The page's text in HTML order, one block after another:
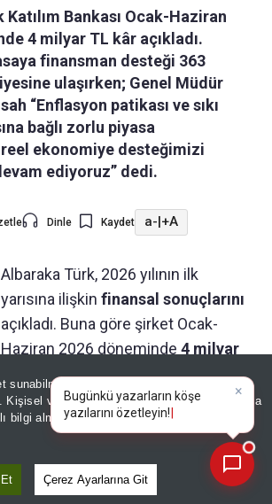
sunabilmek adına sitemizde
Kişisel verileriniz, KVKK ve GDPR kapsamında
bilgi almak içinAydınlatma Metnimizi
Çerez Ayarlarına Git
Bankası Ocak-Haziran
4 milyar TL kâr açıkladı.
finansman desteği 363
ulaşırken; Genel Müdür
“Enflasyon patikası ve sıkı
bağlı zorlu piyasa
reel ekonomiye desteğimizi
ediyoruz” dedi.
Dinle Kaydet a- +A
Albaraka Türk, 2026 yılının ilk
yarısına ilişkin finansal sonuçlarını
açıkladı. Buna göre şirket Ocak-
Haziran 2026 döneminde 4 milyar
Toplam aktifler 540 Milyar TL
bu dönemde piyasaya nakdi ve
sağlanan finansman desteği
2026 dönemindeki takipteki
×
Bugünkü yazarların köşe
yazılarını